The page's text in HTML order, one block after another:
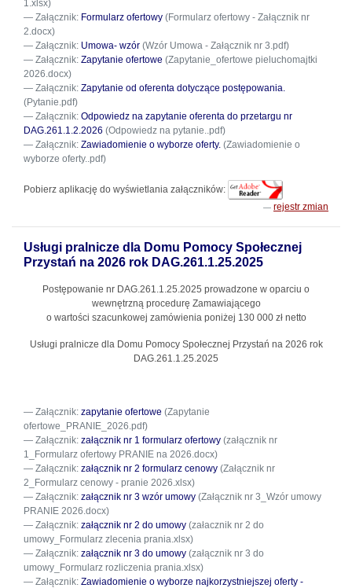
1.xlsx)
Załącznik: Formularz ofertowy (Formularz ofertowy - Załącznik nr
2.docx)
Załącznik: Umowa- wzór (Wzór Umowa - Załącznik nr 3.pdf)
Załącznik: Zapytanie ofertowe (Zapytanie_ofertowe pieluchomajtki
2026.docx)
Załącznik: Zapytanie od oferenta dotyczące postępowania.
(Pytanie.pdf)
Załącznik: Odpowiedz na zapytanie oferenta do przetargu nr
DAG.261.1.2.2026 (Odpowiedz na pytanie..pdf)
Załącznik: Zawiadomienie o wyborze oferty. (Zawiadomienie o
wyborze oferty..pdf)
Pobierz aplikację do wyświetlania załączników:
rejestr zmian
Usługi pralnicze dla Domu Pomocy Społecznej
Przystań na 2026 rok DAG.261.1.25.2025
Postępowanie nr DAG.261.1.25.2025 prowadzone w oparciu o
wewnętrzną procedurę Zamawiającego
o wartości szacunkowej zamówienia poniżej 130 000 zł netto
Usługi pralnicze dla Domu Pomocy Społecznej Przystań na 2026 rok
DAG.261.1.25.2025
Załącznik: zapytanie ofertowe (Zapytanie
ofertowe_PRANIE_2026.pdf)
Załącznik: załącznik nr 1 formularz ofertowy (załącznik nr
1_Formularz ofertowy PRANIE na 2026.docx)
Załącznik: załącznik nr 2 formularz cenowy (Załącznik nr
2_Formularz cenowy - pranie 2026.xlsx)
Załącznik: załącznik nr 3 wzór umowy (Załącznik nr 3_Wzór umowy
PRANIE 2026.docx)
Załącznik: załącznik nr 2 do umowy (załacznik nr 2 do
umowy_Formularz zlecenia prania.xlsx)
Załącznik: załącznik nr 3 do umowy (załącznik nr 3 do
umowy_Formularz rozliczenia prania.xlsx)
Załącznik: Zawiadomienie o wyborze najkorzystniejszej oferty -